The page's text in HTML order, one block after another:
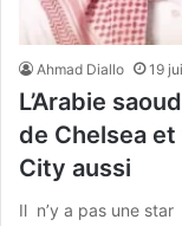
Ahmad Diallo 19
L’Arabie
de Chelsea
City aussi
Il n’y a pas une